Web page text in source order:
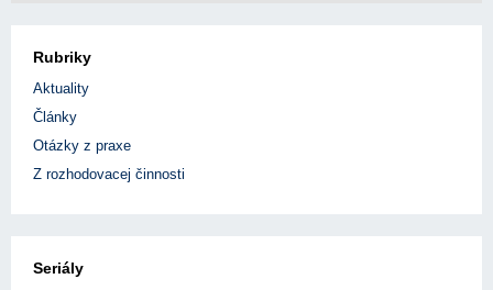
Rubriky
Aktuality
Články
Otázky z praxe
Z rozhodovacej činnosti
Seriály